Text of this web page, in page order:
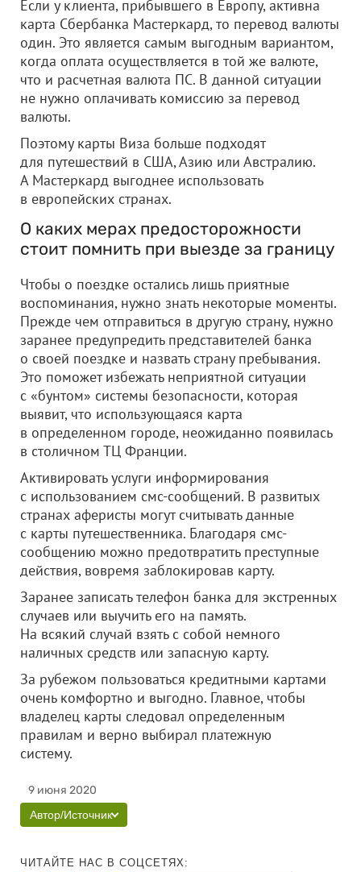
Если у клиента, прибывшего в Европу, активна
карта Сбербанка Мастеркард, то перевод валюты
один. Это является самым выгодным вариантом,
когда оплата осуществляется в той же валюте,
что и расчетная валюта ПС. В данной ситуации
не нужно оплачивать комиссию за перевод
валюты.
Поэтому карты Виза больше подходят
для путешествий в США, Азию или Австралию.
А Мастеркард выгоднее использовать
в европейских странах.
О каких мерах предосторожности
стоит помнить при выезде за границу
Чтобы о поездке остались лишь приятные
воспоминания, нужно знать некоторые моменты.
Прежде чем отправиться в другую страну, нужно
заранее предупредить представителей банка
о своей поездке и назвать страну пребывания.
Это поможет избежать неприятной ситуации
с «бунтом» системы безопасности, которая
выявит, что использующаяся карта
в определенном городе, неожиданно появилась
в столичном ТЦ Франции.
Активировать услуги информирования
с использованием смс-сообщений. В развитых
странах аферисты могут считывать данные
с карты путешественника. Благодаря смс-
сообщению можно предотвратить преступные
действия, вовремя заблокировав карту.
Заранее записать телефон банка для экстренных
случаев или выучить его на память.
На всякий случай взять с собой немного
наличных средств или запасную карту.
За рубежом пользоваться кредитными картами
очень комфортно и выгодно. Главное, чтобы
владелец карты следовал определенным
правилам и верно выбирал платежную
систему.
9 июня 2020
Автор/Источник
ЧИТАЙТЕ НАС В СОЦСЕТЯХ: